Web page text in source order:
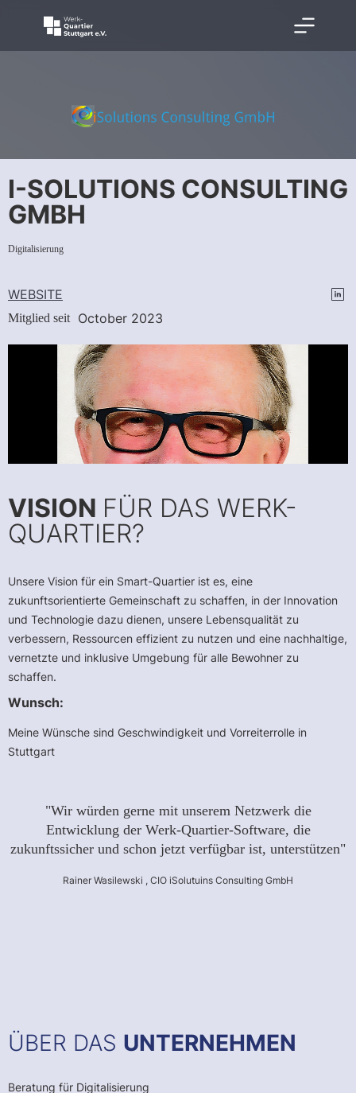
I-SOLUTIONS CONSULTING
GMBH
Digitalisierung
WEBSITE
Mitglied seit October 2023
VISION FÜR DAS WERK-
QUARTIER?
Unsere Vision für ein Smart-Quartier ist es, eine
zukunftsorientierte Gemeinschaft zu schaffen, in der Innovation
und Technologie dazu dienen, unsere Lebensqualität zu
verbessern, Ressourcen effizient zu nutzen und eine nachhaltige,
vernetzte und inklusive Umgebung für alle Bewohner zu
schaffen.
Wunsch:
Meine Wünsche sind Geschwindigkeit und Vorreiterrolle in
Stuttgart
"Wir würden gerne mit unserem Netzwerk die
Entwicklung der Werk-Quartier-Software, die
zukunftssicher und schon jetzt verfügbar ist, unterstützen"
Rainer Wasilewski , CIO iSolutuins Consulting GmbH
ÜBER DAS UNTERNEHMEN
Beratung für Digitalisierung